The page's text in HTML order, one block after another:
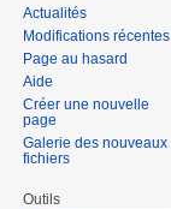
Actualités
Modifications récentes
Page au hasard
Aide
Créer une nouvelle
page
Galerie des nouveaux
fichiers
Outils